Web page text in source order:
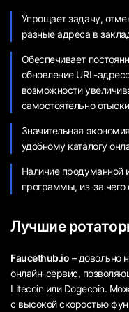
Упрощает задачу,
разные адреса в
Обеспечивает
обновление URL-
возможности
самостоятельно
Значительная
удобному каталогу
Наличие продуманной
программы, из-за чего
Лучшие
Faucethub.io – довольно
онлайн-сервис,
Litecoin или Dogecoin.
с высокой скоростью